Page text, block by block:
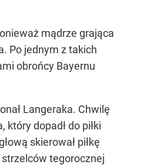
mądrze grająca
Po jednym z takich
obrońcy Bayernu
Langeraka. Chwilę
dopadł do piłki
skierował piłkę
tegorocznej